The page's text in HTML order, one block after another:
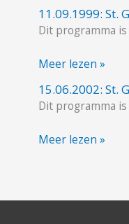
11.09.1999: St.
Dit programma
11.09.1999:
St.
Workum
Meer lezen »
15.06.2002: St.
Dit programma
15.06.2002:
St.
Workum
Meer lezen »